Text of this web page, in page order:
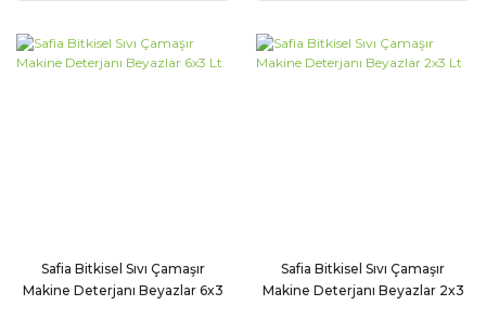
Safia Bitkisel Sıvı Çamaşır
Makine Deterjanı Beyazlar 6x3
Safia Bitkisel Sıvı Çamaşır
Makine Deterjanı Beyazlar 2x3